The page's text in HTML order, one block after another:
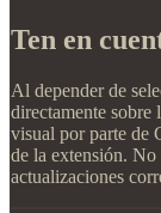
Ten en
Al depender de
directamente
visual por parte de
de la extensión.
actualizaciones